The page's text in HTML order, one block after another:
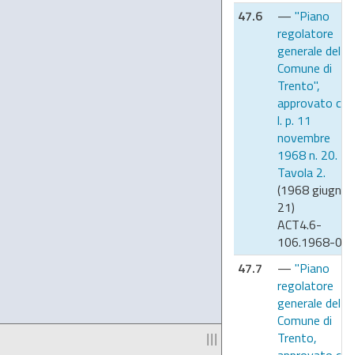
|||
47.6
— "Piano
regolatore
generale del
Comune di
Trento",
approvato con
l. p. 11
novembre
1968 n. 20.
Tavola 2.
(1968 giugno
21)
ACT4.6-
106.1968-03
47.7
— "Piano
regolatore
generale del
Comune di
Trento,